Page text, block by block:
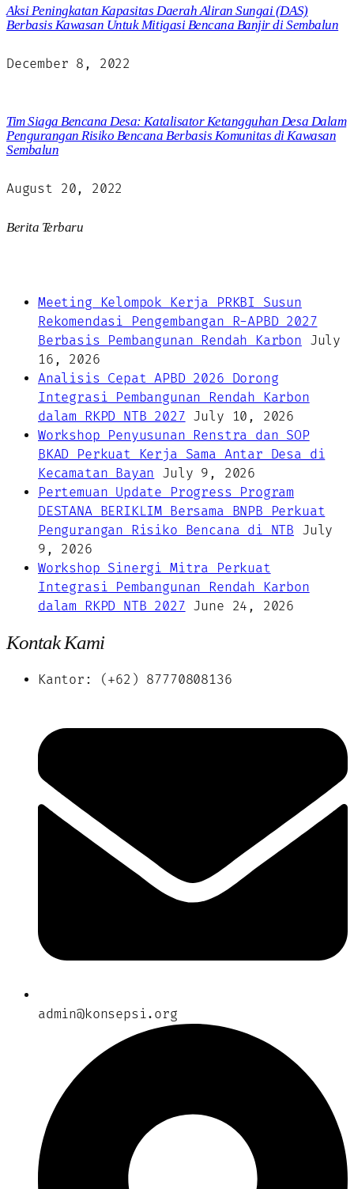
Aksi Peningkatan Kapasitas Daerah Aliran Sungai (DAS)
Berbasis Kawasan Untuk Mitigasi Bencana Banjir di Sembalun
December 8, 2022
Tim Siaga Bencana Desa: Katalisator Ketangguhan Desa Dalam
Pengurangan Risiko Bencana Berbasis Komunitas di Kawasan
Sembalun
August 20, 2022
Berita Terbaru
Meeting Kelompok Kerja PRKBI Susun
Rekomendasi Pengembangan R-APBD 2027
Berbasis Pembangunan Rendah Karbon July
16, 2026
Analisis Cepat APBD 2026 Dorong
Integrasi Pembangunan Rendah Karbon
dalam RKPD NTB 2027 July 10, 2026
Workshop Penyusunan Renstra dan SOP
BKAD Perkuat Kerja Sama Antar Desa di
Kecamatan Bayan July 9, 2026
Pertemuan Update Progress Program
DESTANA BERIKLIM Bersama BNPB Perkuat
Pengurangan Risiko Bencana di NTB July
9, 2026
Workshop Sinergi Mitra Perkuat
Integrasi Pembangunan Rendah Karbon
dalam RKPD NTB 2027 June 24, 2026
Kontak Kami
Kantor: (+62) 87770808136
admin@konsepsi.org